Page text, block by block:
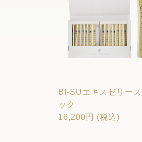
BI-SUエキスゼリース
ック
16,200円 (税込)